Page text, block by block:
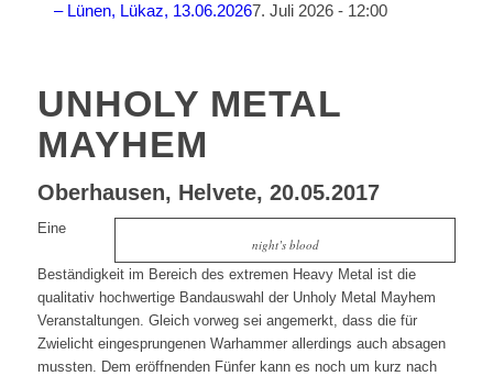
– Lünen, Lükaz, 13.06.20267. Juli 2026 - 12:00
UNHOLY METAL
MAYHEM
Oberhausen, Helvete, 20.05.2017
night’s blood
Eine
Beständigkeit im Bereich des extremen Heavy Metal ist die
qualitativ hochwertige Bandauswahl der Unholy Metal Mayhem
Veranstaltungen. Gleich vorweg sei angemerkt, dass die für
Zwielicht eingesprungenen Warhammer allerdings auch absagen
mussten. Dem eröffnenden Fünfer kann es noch um kurz nach